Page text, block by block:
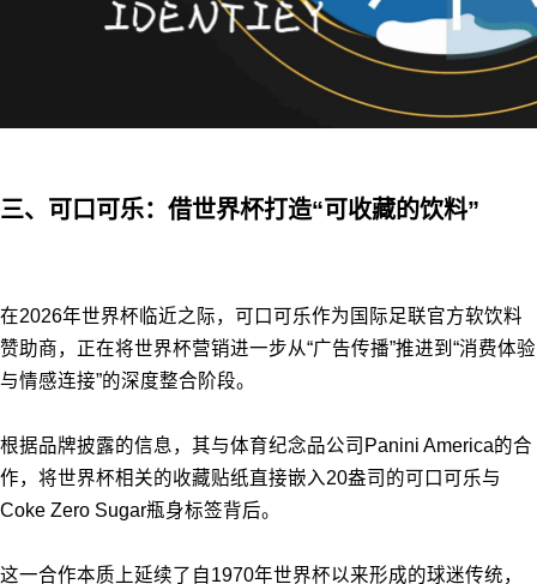
三、可口可乐：借世界杯打造“可收藏的饮料”
在2026年世界杯临近之际，可口可乐作为国际足联官方软饮料
赞助商，正在将世界杯营销进一步从“广告传播”推进到“消费体验
与情感连接”的深度整合阶段。
根据品牌披露的信息，其与体育纪念品公司Panini America的合
作，将世界杯相关的收藏贴纸直接嵌入20盎司的可口可乐与
Coke Zero Sugar瓶身标签背后。
这一合作本质上延续了自1970年世界杯以来形成的球迷传统，